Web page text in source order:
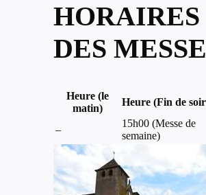
HORAIRES
DES
Heure (le
matin)
Heure (Fin de
–
15h00 (Messe de
semaine)